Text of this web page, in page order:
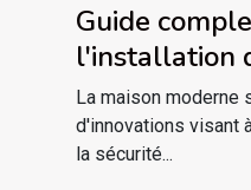
Guide
l'installation
électriques
La maison moderne
d'innovations visant
la sécurité...